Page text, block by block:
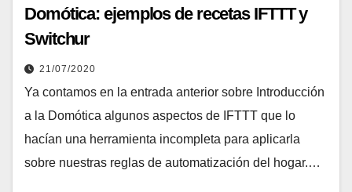
Domótica: ejemplos de recetas IFTTT y
Switchur
21/07/2020
Ya contamos en la entrada anterior sobre Introducción
a la Domótica algunos aspectos de IFTTT que lo
hacían una herramienta incompleta para aplicarla
sobre nuestras reglas de automatización del hogar.…